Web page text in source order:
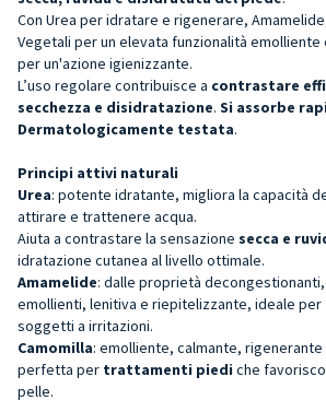
Con Urea per idratare e rigenerare,
Vegetali per un elevata funzionalità emolliente
per un'azione igienizzante.
L’uso regolare contribuisce a contrastare
secchezza e disidratazione. Si assorbe
Dermatologicamente testata.
Principi attivi naturali
Urea: potente idratante, migliora la capacità
attirare e trattenere acqua.
Aiuta a contrastare la sensazione secca e
idratazione cutanea al livello ottimale.
Amamelide: dalle proprietà
emollienti, lenitiva e riepitelizzante, ideale per
soggetti a irritazioni.
Camomilla: emolliente, calmante,
perfetta per trattamenti piedi che
pelle.